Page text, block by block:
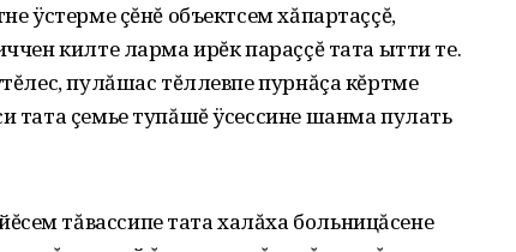
ÿстерме çĕнĕ объектсем хăпартаççĕ,
килте ларма ирĕк параççĕ тата ытти те.
пулăшас тĕллевпе пурнăçа кĕртме
тата çемье тупăшĕ ÿсессине шанма пулать
тăвассипе тата халăха больницăсене